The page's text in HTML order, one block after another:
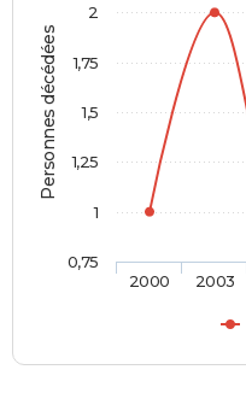
Personnes décédées
2000 2003
0,75
1
1,25
1,5
1,75
2